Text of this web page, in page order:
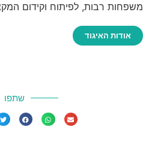
משפחות רבות, לפיתוח וקידום
אודות האיגוד
שתפו